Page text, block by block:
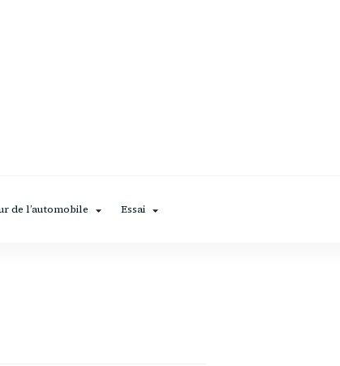
de l’automobile Essai